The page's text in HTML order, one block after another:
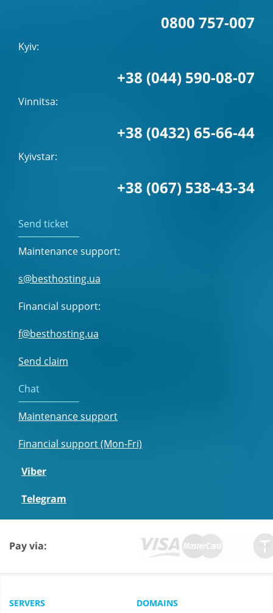
0800 757-007
Kyiv:
+38 (044) 590-08-07
Vinnitsa:
+38 (0432) 65-66-44
Kyivstar:
+38 (067) 538-43-34
Send ticket
Maintenance support:
s@besthosting.ua
Financial support:
f@besthosting.ua
Send claim
Chat
Maintenance support
Financial support (Mon-Fri)
Viber
Telegram
Pay via:
SERVERS DOMAINS